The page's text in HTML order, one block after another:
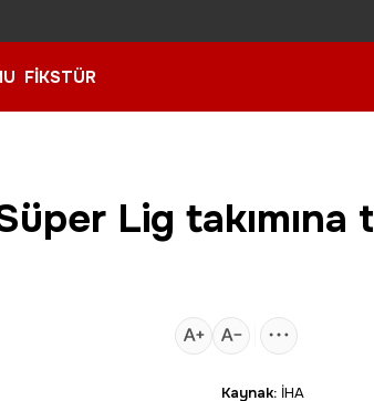
FİKSTÜR
Lig
Kaynak: İHA